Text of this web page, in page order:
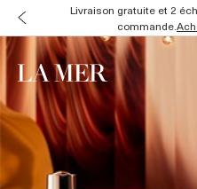
Livraison gratuite et 2
commande.